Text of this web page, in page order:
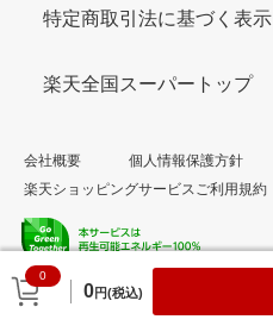
0
0円(税込)
特定商取引法に基づく表示
楽天全国スーパートップ
会社概要
個人情報保護方針
楽天ショッピングサービスご利用規約
© Rakuten Group, Inc.